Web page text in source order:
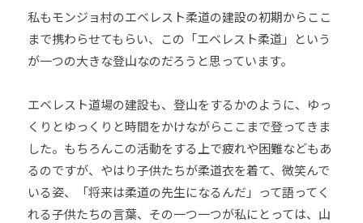
私もモンジョ村のエベレスト柔道の建設の初期からここ
まで携わらせてもらい、この「エベレスト柔道」という
が一つの大きな登山なのだろうと思っています。
エベレスト道場の建設も、登山をするかのように、ゆっ
くりとゆっくりと時間をかけながらここまで登ってきま
した。もちろんこの活動をする上で疲れや困難などもあ
るのですが、やはり子供たちが柔道衣を着て、微笑んで
いる姿、「将来は柔道の先生になるんだ」って語ってく
れる子供たちの言葉、その一つ一つが私にとっては、山